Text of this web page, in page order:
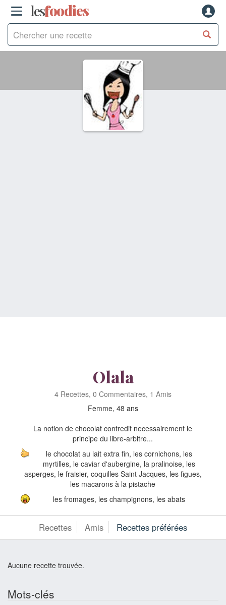
lesfoodies
Olala
4 Recettes, 0 Commentaires, 1 Amis
Femme, 48 ans
La notion de chocolat contredit necessairement le
principe du libre-arbitre...
le chocolat au lait extra fin, les cornichons, les
myrtilles, le caviar d'aubergine, la pralinoise, les
asperges, le fraisier, coquilles Saint Jacques, les figues,
les macarons à la pistache
les fromages, les champignons, les abats
Recettes Amis Recettes préférées
Aucune recette trouvée.
Mots-clés